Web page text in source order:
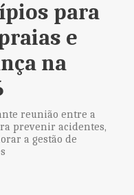
para
e
na
reunião entre a
prevenir acidentes,
a gestão de